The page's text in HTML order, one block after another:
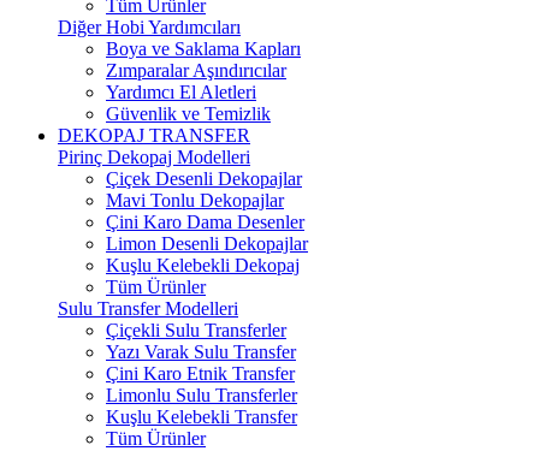
Tüm Ürünler
Diğer Hobi Yardımcıları
Boya ve Saklama Kapları
Zımparalar Aşındırıcılar
Yardımcı El Aletleri
Güvenlik ve Temizlik
DEKOPAJ TRANSFER
Pirinç Dekopaj Modelleri
Çiçek Desenli Dekopajlar
Mavi Tonlu Dekopajlar
Çini Karo Dama Desenler
Limon Desenli Dekopajlar
Kuşlu Kelebekli Dekopaj
Tüm Ürünler
Sulu Transfer Modelleri
Çiçekli Sulu Transferler
Yazı Varak Sulu Transfer
Çini Karo Etnik Transfer
Limonlu Sulu Transferler
Kuşlu Kelebekli Transfer
Tüm Ürünler